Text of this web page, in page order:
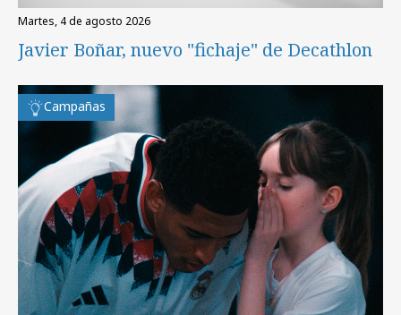
martes, 4 de agosto 2026
Javier Boñar, nuevo "fichaje" de Decathlon
Campañas